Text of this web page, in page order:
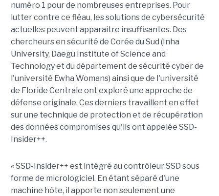
numéro 1 pour de nombreuses entreprises. Pour
lutter contre ce fléau, les solutions de cybersécurité
actuelles peuvent apparaitre insuffisantes. Des
chercheurs en sécurité de Corée du Sud (Inha
University, Daegu Institute of Science and
Technology et du département de sécurité cyber de
l'université Ewha Womans) ainsi que de l'université
de Floride Centrale ont exploré une approche de
défense originale. Ces derniers travaillent en effet
sur une technique de protection et de récupération
des données compromises qu'ils ont appelée SSD-
Insider++.
« SSD-Insider++ est intégré au contrôleur SSD sous
forme de micrologiciel. En étant séparé d'une
machine hôte, il apporte non seulement une